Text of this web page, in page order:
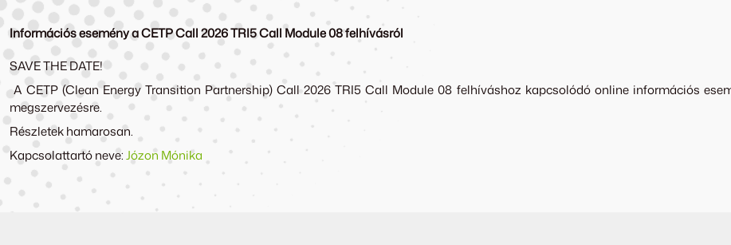
Információs esemény a CETP Call 2026 TRI5 Call Module 08 felhívásról
SAVE THE DATE!
A CETP (Clean Energy Transition Partnership) Call 2026 TRI5 Call Module 08 felhíváshoz kapcsolódó online információs
megszervezésre.
Részletek hamarosan.
Kapcsolattartó neve:Józon Mónika